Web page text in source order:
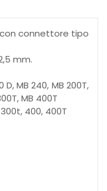
con connettore tipo
mm.
D, MB 240, MB 200T,
MB 400T
300t, 400, 400T